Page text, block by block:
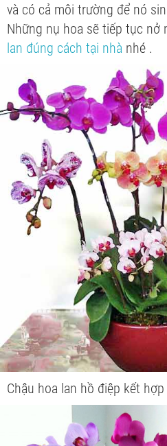
và có cả môi trường để nó
Những nụ hoa sẽ tiếp tục nở
lan đúng cách tại nhà nhé .
Chậu hoa lan hồ điệp kết